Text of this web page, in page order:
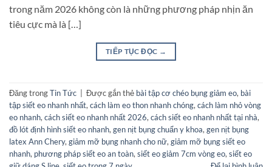
trong năm 2026 không còn là những phương pháp nhịn ăn
tiêu cực mà là […]
TIẾP TỤC ĐỌC →
Đăng trongTin Tức Được gắn thẻ bài tập cơ chéo bụng giảm eo, bài
tập siết eo nhanh nhất, cách làm eo thon nhanh chóng, cách làm nhỏ vòng
eo nhanh, cách siết eo nhanh nhất 2026, cách siết eo nhanh nhất tại nhà,
đồ lót định hình siết eo nhanh, gen nịt bụng chuẩn y khoa, gen nịt bụng
latex Ann Chery, giảm mỡ bụng nhanh cho nữ, giảm mỡ bụng siết eo
nhanh, phương pháp siết eo an toàn, siết eo giảm 7cm vòng eo, siết eo